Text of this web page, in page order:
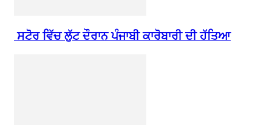
ਸਟੋਰ ਵਿੱਚ ਲੁੱਟ ਦੌਰਾਨ ਪੰਜਾਬੀ ਕਾਰੋਬਾਰੀ ਦੀ ਹੱਤਿਆ